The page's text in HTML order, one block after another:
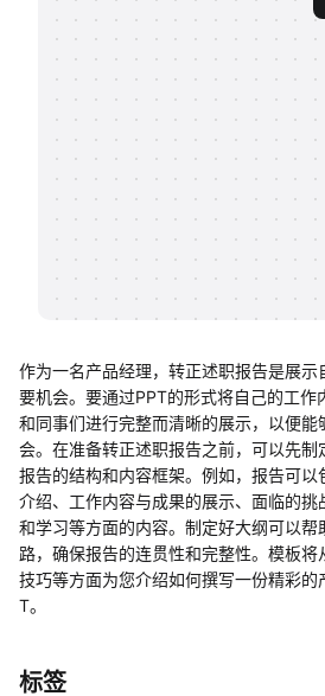
客户案例
支持
知识分享社区
作为一名产品经理，转正述职报告是展
要机会。要通过PPT的形式将自己的工作
和同事们进行完整而清晰的展示，以便能
会。在准备转正述职报告之前，可以先制
报告的结构和内容框架。例如，报告可以
介绍、工作内容与成果的展示、面临的
和学习等方面的内容。制定好大纲可以帮
路，确保报告的连贯性和完整性。模板将
技巧等方面为您介绍如何撰写一份精彩的
T。
标签